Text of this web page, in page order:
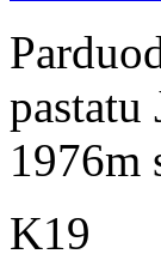
pastatu
1976m
K19